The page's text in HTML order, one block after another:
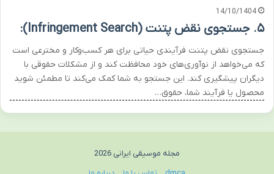
14/10/1404
۵. جستجوی نقض پتنت (Infringement Search):
جستجوی نقض پتنت فرآیندی حیاتی برای هر کسب‌وکار و مخترعی است
که می‌خواهد از نوآوری‌های خود محافظت کند و از مشکلات حقوقی با
دیگران پیشگیری کند. این جستجو به شما کمک می‌کند تا مطمئن شوید
محصول یا فرآیند شما، حقوق…
مجله موسیقی ایرانی 2026